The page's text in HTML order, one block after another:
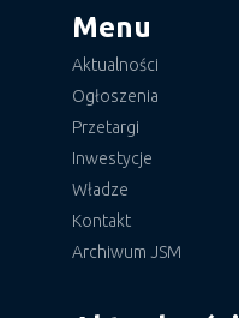
Menu
Aktualności
Ogłoszenia
Przetargi
Inwestycje
Władze
Kontakt
Archiwum JSM